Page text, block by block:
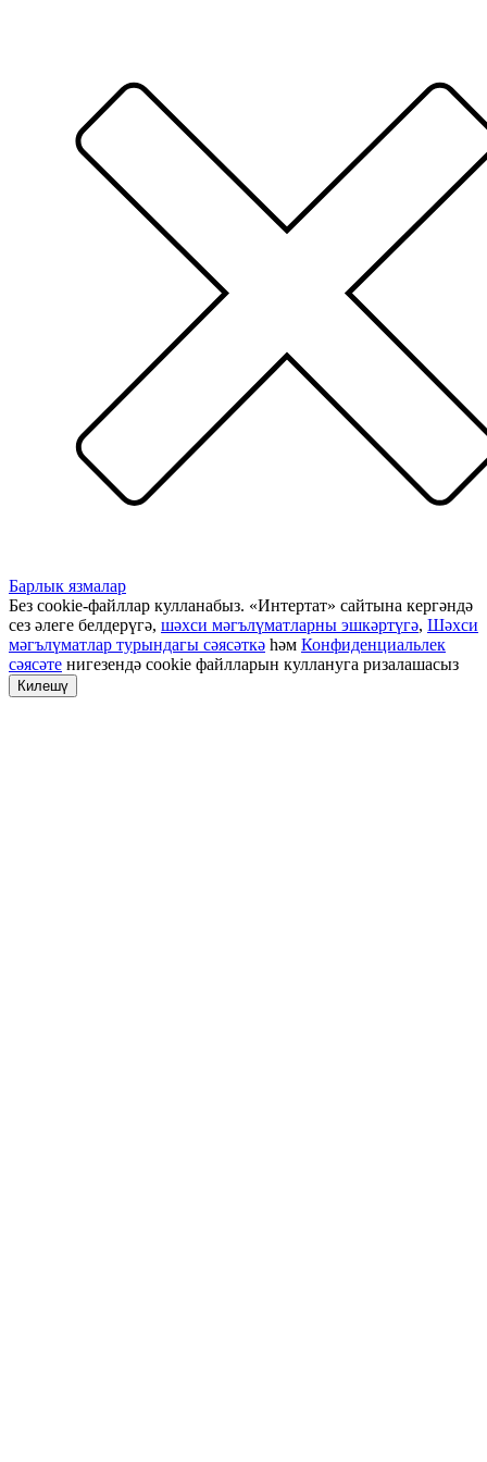
Барлык язмалар
Без cookie-файллар кулланабыз. «Интертат» сайтына кергәндә
сез әлеге белдерүгә, шәхси мәгълүматларны эшкәртүгә, Шәхси
мәгълүматлар турындагы сәясәткә һәм Конфиденциальлек
сәясәте нигезендә cookie файлларын куллануга ризалашасыз
Килешү